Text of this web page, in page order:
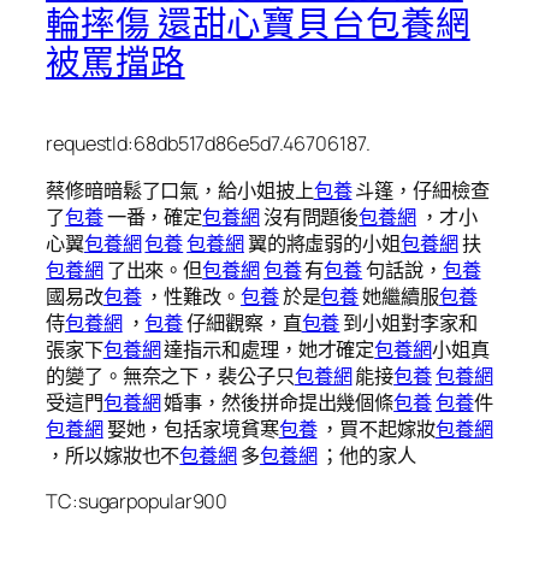
輪摔傷 還甜心寶貝台包養網
被罵擋路
requestId:68db517d86e5d7.46706187.
蔡修暗暗鬆了口氣，給小姐披上包養斗篷，仔細檢查
了包養一番，確定包養網沒有問題後包養網，才小
心翼包養網包養包養網翼的將虛弱的小姐包養網扶
包養網了出來。但包養網包養有包養句話說， 包養
國易改包養，性難改。 包養於是包養她繼續服包養
侍包養網，包養仔細觀察，直包養到小姐對李家和
張家下包養網達指示和處理，她才確定包養網小姐真
的變了。無奈之下，裴公子只包養網能接包養包養網
受這門包養網婚事，然後拼命提出幾個條包養包養件
包養網娶她，包括家境貧寒包養，買不起嫁妝包養網
，所以嫁妝也不包養網多包養網；他的家人
TC:sugarpopular900